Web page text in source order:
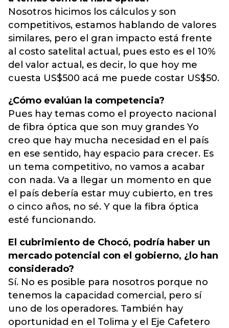
Nosotros hicimos los cálculos y son
competitivos, estamos hablando de valores
similares, pero el gran impacto está frente
al costo satelital actual, pues esto es el 10%
del valor actual, es decir, lo que hoy me
cuesta US$500 acá me puede costar US$50.
¿Cómo evalúan la competencia?
Pues hay temas como el proyecto nacional
de fibra óptica que son muy grandes Yo
creo que hay mucha necesidad en el país
en ese sentido, hay espacio para crecer. Es
un tema competitivo, no vamos a acabar
con nada. Va a llegar un momento en que
el país debería estar muy cubierto, en tres
o cinco años, no sé. Y que la fibra óptica
esté funcionando.
El cubrimiento de Chocó, podría haber un
mercado potencial con el gobierno, ¿lo han
considerado?
Sí. No es posible para nosotros porque no
tenemos la capacidad comercial, pero sí
uno de los operadores. También hay
oportunidad en el Tolima y el Eje Cafetero